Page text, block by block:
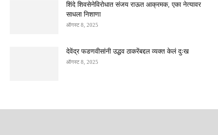
शिंदे शिवसेनेविरोधात संजय राऊत आक्रमक, एका नेत्यावर
साधला निशाणा
ऑगस्ट 8, 2025
देवेंद्र फडणवीसांनी उद्धव ठाकरेंबद्दल व्यक्त केलं दुःख
ऑगस्ट 8, 2025